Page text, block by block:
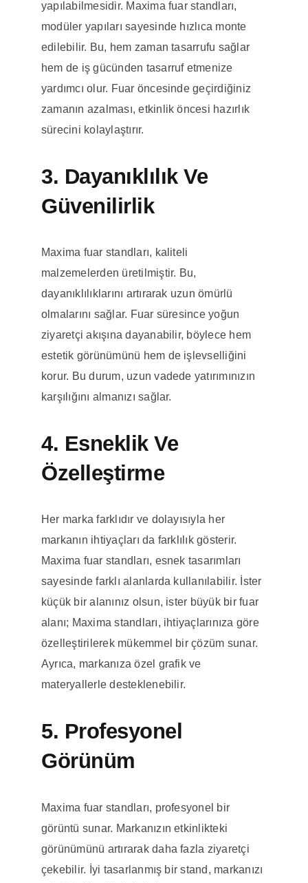
yapılabilmesidir. Maxima fuar standları,
modüler yapıları sayesinde hızlıca monte
edilebilir. Bu, hem zaman tasarrufu sağlar
hem de iş gücünden tasarruf etmenize
yardımcı olur. Fuar öncesinde geçirdiğiniz
zamanın azalması, etkinlik öncesi hazırlık
sürecini kolaylaştırır.
3. Dayanıklılık Ve
Güvenilirlik
Maxima fuar standları, kaliteli
malzemelerden üretilmiştir. Bu,
dayanıklılıklarını artırarak uzun ömürlü
olmalarını sağlar. Fuar süresince yoğun
ziyaretçi akışına dayanabilir, böylece hem
estetik görünümünü hem de işlevselliğini
korur. Bu durum, uzun vadede yatırımınızın
karşılığını almanızı sağlar.
4. Esneklik Ve
Özelleştirme
Her marka farklıdır ve dolayısıyla her
markanın ihtiyaçları da farklılık gösterir.
Maxima fuar standları, esnek tasarımları
sayesinde farklı alanlarda kullanılabilir. İster
küçük bir alanınız olsun, ister büyük bir fuar
alanı; Maxima standları, ihtiyaçlarınıza göre
özelleştirilerek mükemmel bir çözüm sunar.
Ayrıca, markanıza özel grafik ve
materyallerle desteklenebilir.
5. Profesyonel
Görünüm
Maxima fuar standları, profesyonel bir
görüntü sunar. Markanızın etkinlikteki
görünümünü artırarak daha fazla ziyaretçi
çekebilir. İyi tasarlanmış bir stand, markanızı